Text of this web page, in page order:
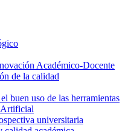
Académico-Docente
de la calidad
buen uso de las herramientas
Artificial
universitaria